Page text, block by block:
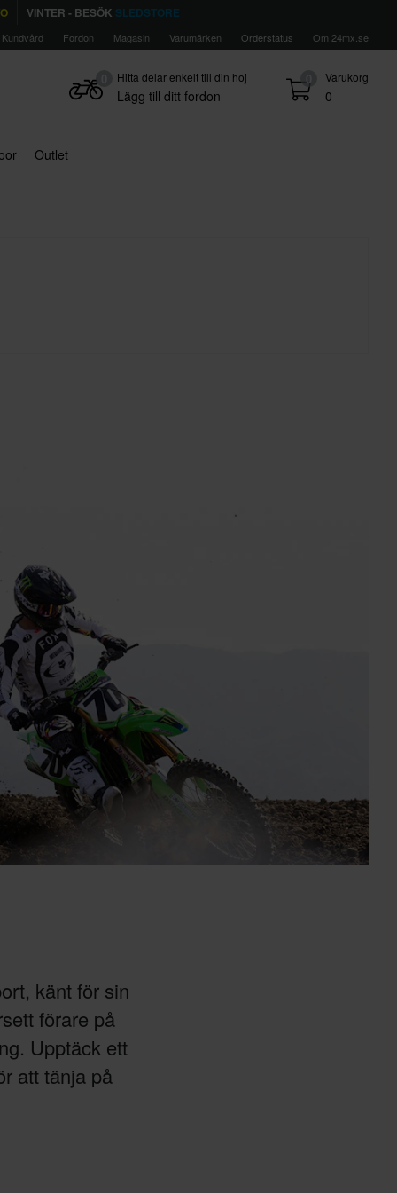
VINTER - BESÖK SLEDSTORE
Kundvård Fordon Magasin Varumärken Orderstatus Om 24mx.se
0 Varukorg
0
Hitta delar enkelt till din hoj
Lägg till ditt fordon
Outlet
känt för sin
förare på
Upptäck ett
att tänja på